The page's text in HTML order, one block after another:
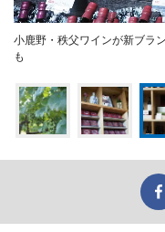
小鹿野・秩父ワインが新ブラ
も